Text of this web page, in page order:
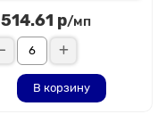
514.61 р/мп
В корзину